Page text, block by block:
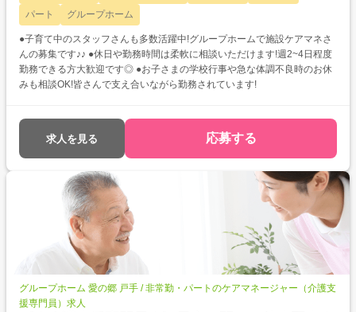
パート
グループホーム
●子育て中のスタッフさんも多数活躍中!グループホームで施設ケアマネさ
んの募集です♪♪ ●休日や勤務時間は柔軟に相談いただけます!週2~4日程度
勤務できる方大歓迎です◎ ●お子さまの学校行事や急な体調不良時のお休
みも相談OK!皆さんで支え合いながら勤務されています!
求人を見る 応募する
グループホーム 愛の郷 戸手 / 非常勤・パートのケアマネージャー（介護支
援専門員）求人